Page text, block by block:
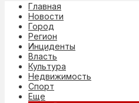
Главная
Новости
Город
Регион
Инциденты
Власть
Культура
Недвижимость
Спорт
Еще